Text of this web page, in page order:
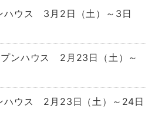
ウス 3月2日（土）～3日
ンハウス 2月23日（土）～
ウス 2月23日（土）～24日